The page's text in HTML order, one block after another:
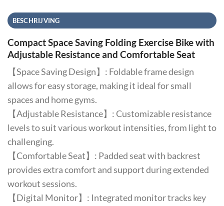
BESCHRIJVING
Compact Space Saving Folding Exercise Bike with
Adjustable Resistance and Comfortable Seat
【Space Saving Design】: Foldable frame design
allows for easy storage, making it ideal for small
spaces and home gyms.
【Adjustable Resistance】: Customizable resistance
levels to suit various workout intensities, from light to
challenging.
【Comfortable Seat】: Padded seat with backrest
provides extra comfort and support during extended
workout sessions.
【Digital Monitor】: Integrated monitor tracks key